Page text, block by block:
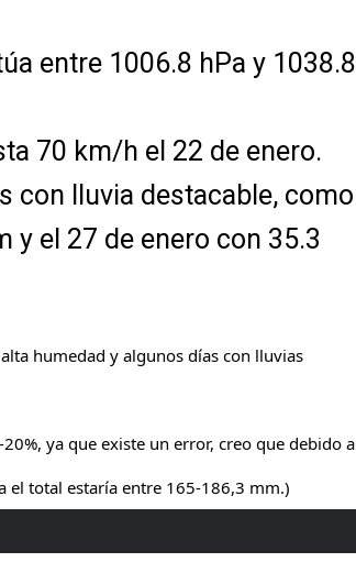
entre 1006.8 hPa y 1038.8
70 km/h el 22 de enero.
con lluvia destacable, como
y el 27 de enero con 35.3
humedad y algunos días con lluvias
ya que existe un error, creo que debido a
el total estaría entre 165-186,3 mm.)